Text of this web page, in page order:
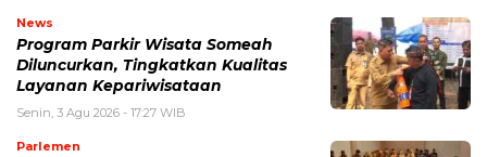
News
Program Parkir Wisata Someah
Diluncurkan, Tingkatkan Kualitas
Layanan Kepariwisataan
Senin, 3 Agu 2026 - 17:27 WIB
Parlemen